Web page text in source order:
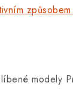
modely